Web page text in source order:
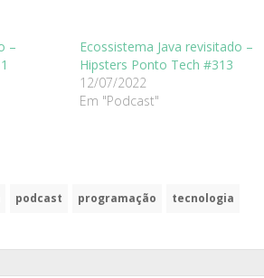
–
Ecossistema Java revisitado –
Hipsters Ponto Tech #313
12/07/2022
Em "Podcast"
podcast programação tecnologia